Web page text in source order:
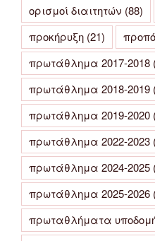
ορισμοί διαιτητών (88)
προκήρυξη (21)
πρωτάθλημα 2017-2018
πρωτάθλημα 2018-2019
πρωτάθλημα 2019-2020
πρωτάθλημα 2022-2023
πρωτάθλημα 2024-2025
πρωτάθλημα 2025-2026
πρωταθλήματα